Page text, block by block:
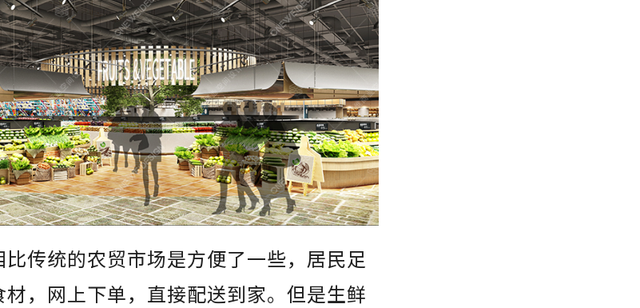
传统的农贸市场是方便了一些，居民足
，网上下单，直接配送到家。但是生鲜